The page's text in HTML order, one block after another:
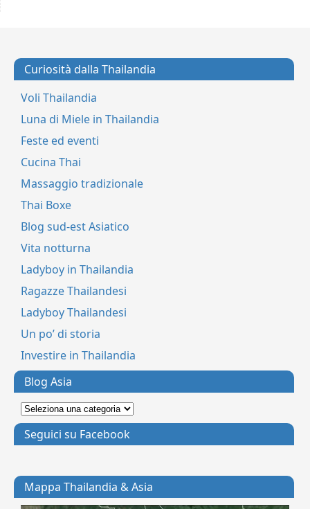
Curiosità dalla Thailandia
Voli Thailandia
Luna di Miele in Thailandia
Feste ed eventi
Cucina Thai
Massaggio tradizionale
Thai Boxe
Blog sud-est Asiatico
Vita notturna
Ladyboy in Thailandia
Ragazze Thailandesi
Ladyboy Thailandesi
Un po’ di storia
Investire in Thailandia
Blog Asia
Seguici su Facebook
Mappa Thailandia & Asia